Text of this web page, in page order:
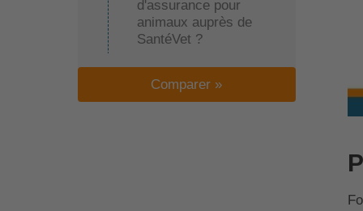
d'assurance pour
animaux auprès de
SantéVet ?
Les moyens de contact
de SantéVet
Comparer »